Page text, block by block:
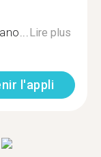
Lire plus
l'appli